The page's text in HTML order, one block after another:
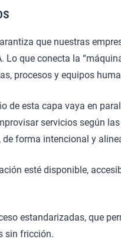
que nuestras
Lo que conecta la
procesos y equipos
de esta capa vaya en
servicios según
forma intencional y
esté disponible,
estandarizadas, que
sin fricción.